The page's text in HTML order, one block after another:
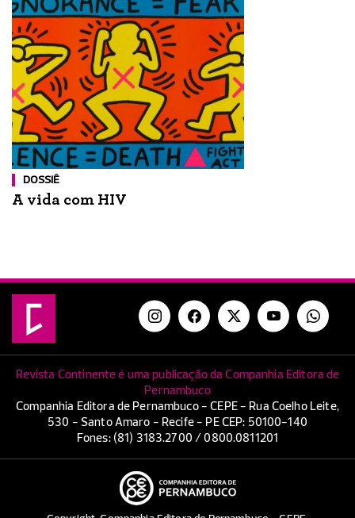
DOSSIÊ
A vida com HIV
Revista Continente é uma publicação da Companhia Editora de
Pernambuco
Companhia Editora de Pernambuco - CEPE - Rua Coelho Leite,
530 - Santo Amaro - Recife - PE CEP: 50100-140
Fones: (81) 3183.2700 / 0800.0811201